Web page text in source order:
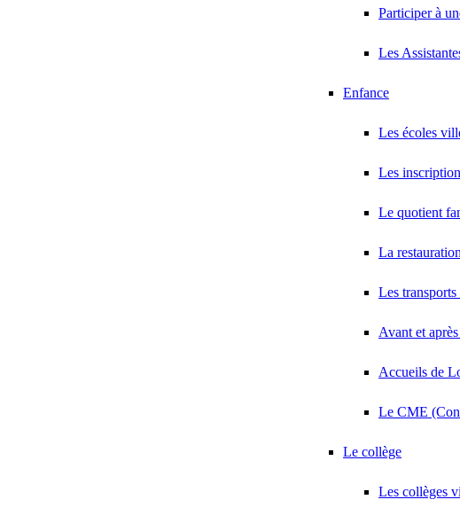
Participer à
Les
Enfance
Les écoles
Les
Le quotient
La restauration
Les transports
Avant et
Accueils de
Le CME
Le collège
Les collèges